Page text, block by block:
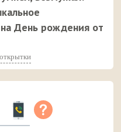
День рождения от